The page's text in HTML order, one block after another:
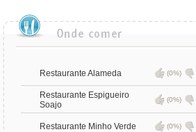
Restaurante Alameda (0%)
Restaurante Espigueiro
Soajo
(0%)
Restaurante Minho Verde (0%)